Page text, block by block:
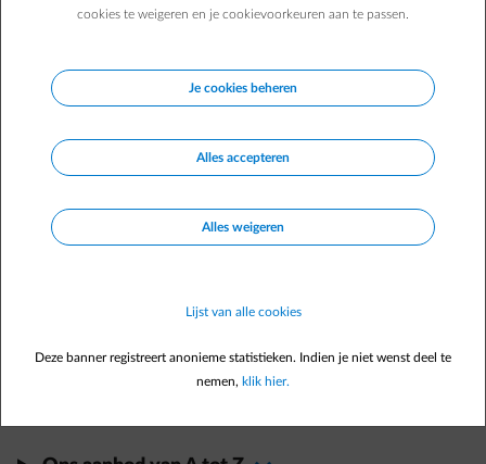
Kunnen jullie mij helpen bij het bepalen van een correct
InEnergiedesk
Verhuis meldenarrow-right
Factuur raadplegenarrow-right
Betaalmethode aanpassenarrow-right
Registreer je
cookies te weigeren en je cookievoorkeuren aan te passen.
Je cookies beheren
Alles accepteren
Alles weigeren
Lijst van alle cookies
Deze banner registreert anonieme statistieken. Indien je niet wenst deel te
nemen, klik hier.